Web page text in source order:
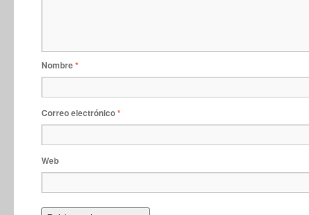
Nombre*
Correo electrónico*
Web